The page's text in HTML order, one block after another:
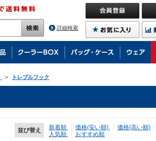
詳細検索
> トレブルフック
並び替え 新着順 価格(安い順)
価格(高い順)
人気順
おすすめ順